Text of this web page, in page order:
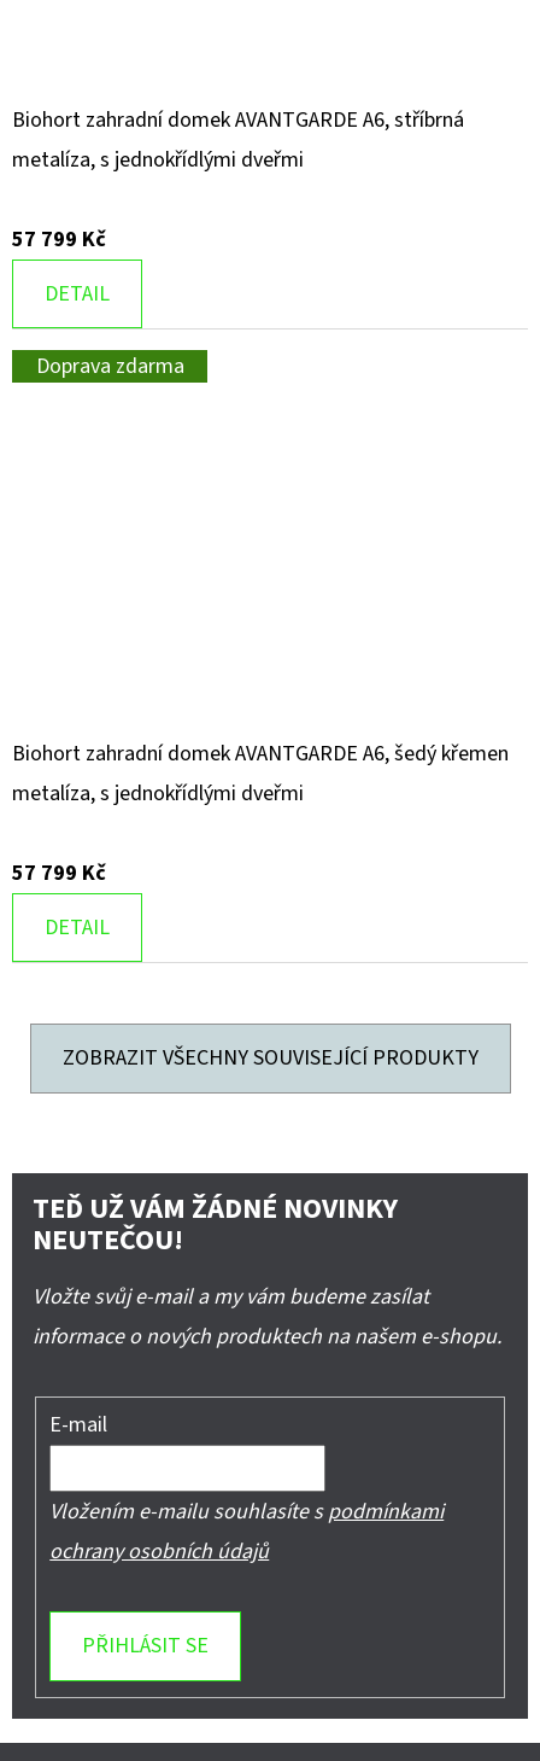
Biohort zahradní domek AVANTGARDE A6, stříbrná
metalíza, s jednokřídlými dveřmi
57 799 Kč
DETAIL
Doprava zdarma
Biohort zahradní domek AVANTGARDE A6, šedý křemen
metalíza, s jednokřídlými dveřmi
57 799 Kč
DETAIL
ZOBRAZIT VŠECHNY SOUVISEJÍCÍ PRODUKTY
TEĎ UŽ VÁM ŽÁDNÉ NOVINKY
NEUTEČOU!
Vložte svůj e-mail a my vám budeme zasílat
informace o nových produktech na našem e-shopu.
E-mail
Vložením e-mailu souhlasíte spodmínkami
ochrany osobních údajů
PŘIHLÁSIT SE